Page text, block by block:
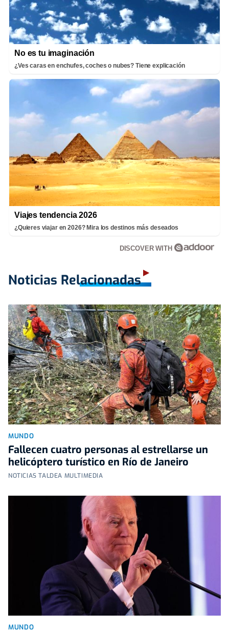
No es tu imaginación
¿Ves caras en enchufes, coches o nubes? Tiene explicación
Viajes tendencia 2026
¿Quieres viajar en 2026? Mira los destinos más deseados
DISCOVER WITH
Noticias Relacionadas
MUNDO
Fallecen cuatro personas al estrellarse un
helicóptero turístico en Río de Janeiro
NOTICIAS TALDEA MULTIMEDIA
MUNDO